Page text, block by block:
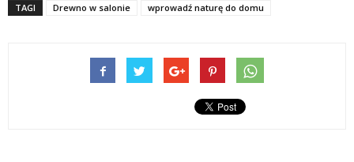
TAGI Drewno w salonie wprowadź naturę do domu